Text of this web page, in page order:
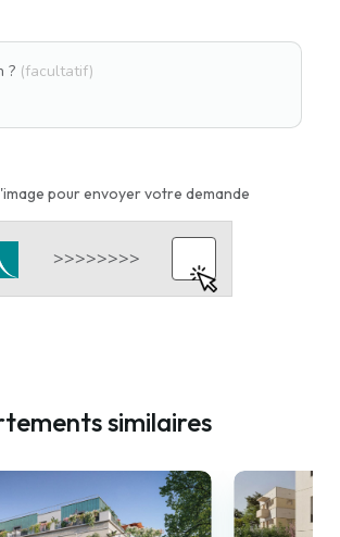
? (facultatif)
pour envoyer votre demande
similaires